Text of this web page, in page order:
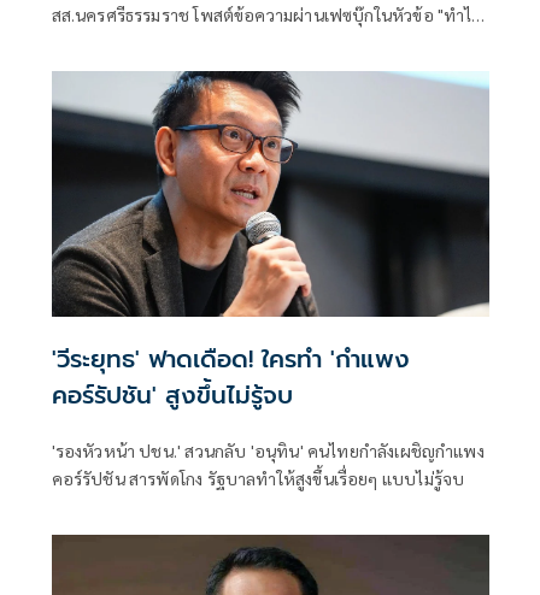
สส.นครศรีธรรมราช โพสต์ข้อความผ่านเฟซบุ๊กในหัวข้อ "ทำไม
'วีระยุทธ' ฟาดเดือด! ใครทำ 'กำแพง
คอร์รัปชัน' สูงขึ้นไม่รู้จบ
'รองหัวหน้า ปชน.' สวนกลับ 'อนุทิน' คนไทยกำลังเผชิญกำแพง
คอร์รัปชัน สารพัดโกง รัฐบาลทำให้สูงขึ้นเรื่อยๆ แบบไม่รู้จบ